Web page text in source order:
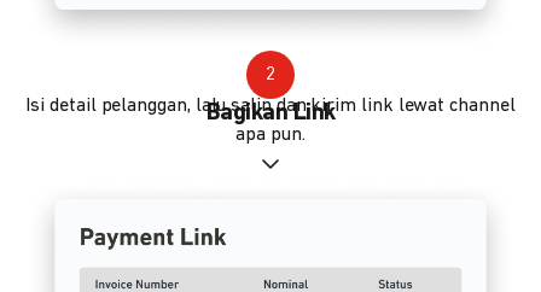
2
Bagikan Link
Isi detail pelanggan, lalu salin dan kirim link lewat channel
apa pun.